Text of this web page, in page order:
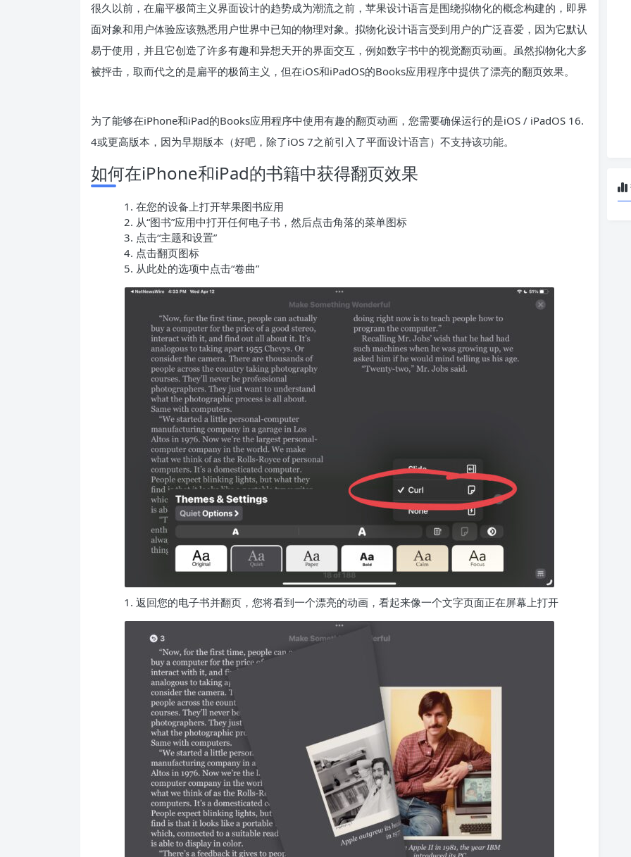
很久以前，在扁平极简主义界面设计的趋势成为潮流之前，苹果设计语言是围绕拟物化的概念构建的，即界
面对象和用户体验应该熟悉用户世界中已知的物理对象。拟物化设计语言受到用户的广泛喜爱，因为它默认
易于使用，并且它创造了许多有趣和异想天开的界面交互，例如数字书中的视觉翻页动画。虽然拟物化大多
被抨击，取而代之的是扁平的极简主义，但在iOS和iPadOS的Books应用程序中提供了漂亮的翻页效果。
为了能够在iPhone和iPad的Books应用程序中使用有趣的翻页动画，您需要确保运行的是iOS / iPadOS 16.
4或更高版本，因为早期版本（好吧，除了iOS 7之前引入了平面设计语言）不支持该功能。
如何在iPhone和iPad的书籍中获得翻页效果
在您的设备上打开苹果图书应用
从“图书”应用中打开任何电子书，然后点击角落的菜单图标
点击“主题和设置”
点击翻页图标
从此处的选项中点击“卷曲”
返回您的电子书并翻页，您将看到一个漂亮的动画，看起来像一个文字页面正在屏幕上打开